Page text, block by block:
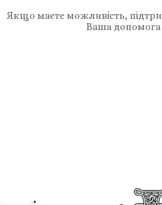
Якщо маєте можливість,
Ваша